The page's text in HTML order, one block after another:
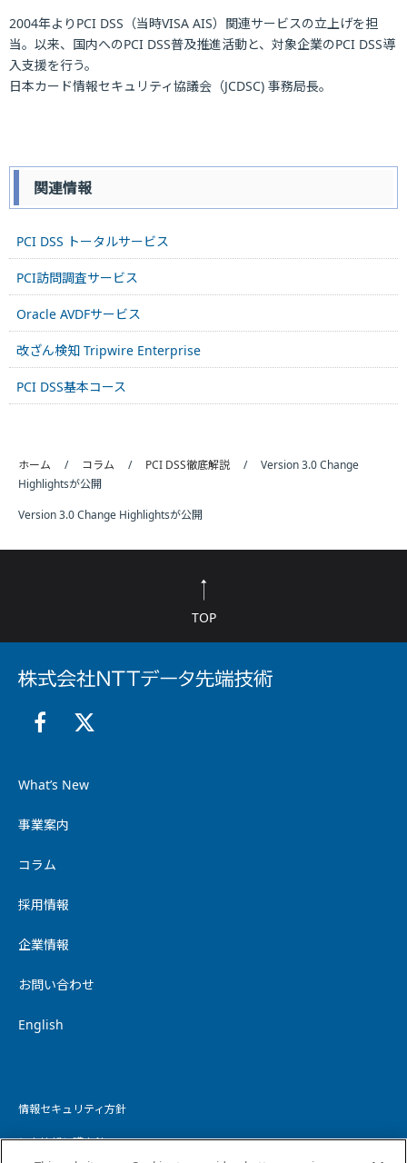
2004年よりPCI DSS（当時VISA AIS）関連サービスの立上げを担
当。以来、国内へのPCI DSS普及推進活動と、対象企業のPCI DSS導
入支援を行う。
日本カード情報セキュリティ協議会（JCDSC) 事務局長。
関連情報
PCI DSS トータルサービス
PCI訪問調査サービス
Oracle AVDFサービス
改ざん検知 Tripwire Enterprise
PCI DSS基本コース
ホーム コラム PCI DSS徹底解説
Version 3.0 Change
Highlightsが公開
Version 3.0 Change Highlightsが公開
TOP
What’s New
事業案内
コラム
採用情報
企業情報
お問い合わせ
English
情報セキュリティ方針
個人情報保護方針